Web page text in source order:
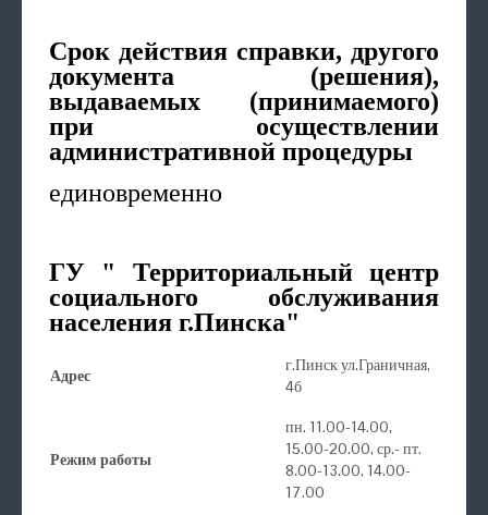
Срок действия справки, другого
документа (решения),
выдаваемых (принимаемого)
при осуществлении
административной процедуры
единовременно
ГУ " Территориальный центр
социального обслуживания
населения г.Пинска"
Адрес
г.Пинск ул.Граничная,
4б
Режим работы
пн. 11.00-14.00,
15.00-20.00, ср.- пт.
8.00-13.00, 14.00-
17.00